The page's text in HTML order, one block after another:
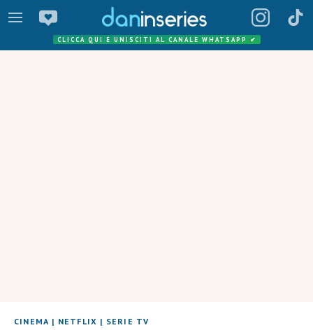
CLICCA QUI E UNISCITI AL CANALE WHATSAPP ✔
CINEMA | NETFLIX | SERIE TV